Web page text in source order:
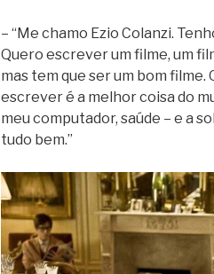
– “Me chamo Ezio Colanzi.
Quero escrever um filme, um
mas tem que ser um bom filme.
escrever é a melhor coisa do
meu computador, saúde – e a
tudo bem.”